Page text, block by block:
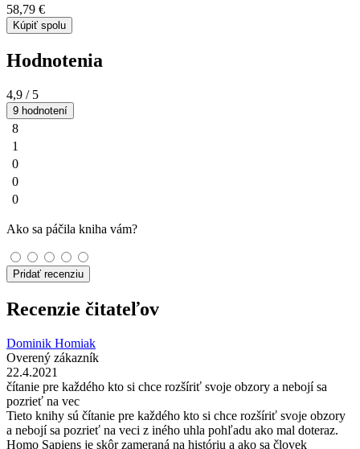
58,79 €
Kúpiť spolu
Hodnotenia
4,9 / 5
9 hodnotení
8
1
0
0
0
Ako sa páčila kniha vám?
Pridať recenziu
Recenzie čitateľov
Dominik Homiak
Overený zákazník
22.4.2021
čítanie pre každého kto si chce rozšíriť svoje obzory a nebojí sa
pozrieť na vec
Tieto knihy sú čítanie pre každého kto si chce rozšíriť svoje obzory
a nebojí sa pozrieť na veci z iného uhla pohľadu ako mal doteraz.
Homo Sapiens je skôr zameraná na históriu a ako sa človek